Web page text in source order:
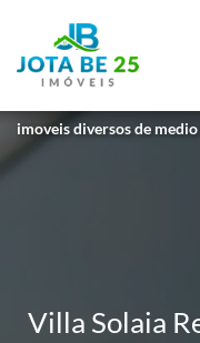
imoveis diversos de
Villa Solaia